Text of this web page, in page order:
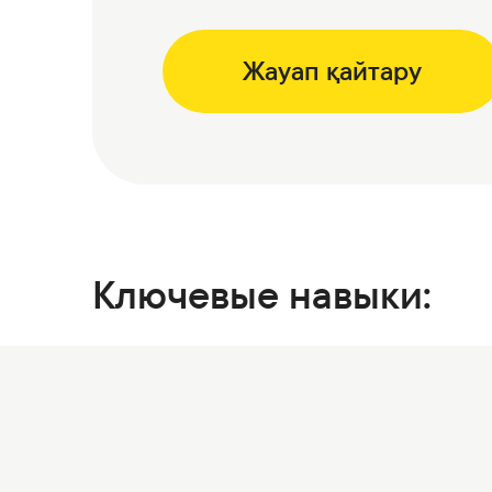
Бонустық бағдарлама
Kaspi QR
Жауап қайтару
Ключевые навыки: